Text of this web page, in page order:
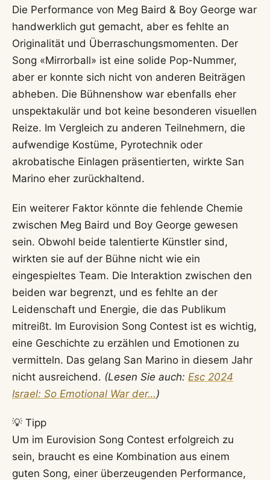
Die Performance von Meg Baird & Boy George war
handwerklich gut gemacht, aber es fehlte an
Originalität und Überraschungsmomenten. Der
Song «Mirrorball» ist eine solide Pop-Nummer,
aber er konnte sich nicht von anderen Beiträgen
abheben. Die Bühnenshow war ebenfalls eher
unspektakulär und bot keine besonderen visuellen
Reize. Im Vergleich zu anderen Teilnehmern, die
aufwendige Kostüme, Pyrotechnik oder
akrobatische Einlagen präsentierten, wirkte San
Marino eher zurückhaltend.
Ein weiterer Faktor könnte die fehlende Chemie
zwischen Meg Baird und Boy George gewesen
sein. Obwohl beide talentierte Künstler sind,
wirkten sie auf der Bühne nicht wie ein
eingespieltes Team. Die Interaktion zwischen den
beiden war begrenzt, und es fehlte an der
Leidenschaft und Energie, die das Publikum
mitreißt. Im Eurovision Song Contest ist es wichtig,
eine Geschichte zu erzählen und Emotionen zu
vermitteln. Das gelang San Marino in diesem Jahr
nicht ausreichend. (Lesen Sie auch: Esc 2024
Israel: So Emotional War der…)
💡 Tipp
Um im Eurovision Song Contest erfolgreich zu
sein, braucht es eine Kombination aus einem
guten Song, einer überzeugenden Performance,